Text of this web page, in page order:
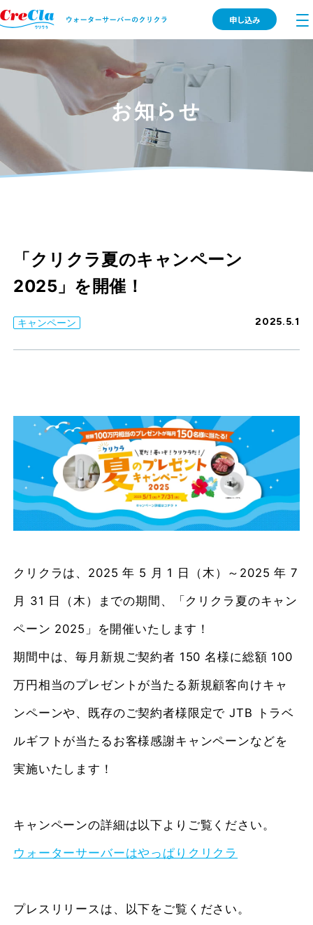
申し込み
お知らせ
「クリクラ夏のキャンペーン
2025」を開催！
キャンペーン 2025.5.1
クリクラは、2025 年 5 月 1 日（木）～2025 年 7
月 31 日（木）までの期間、「クリクラ夏のキャン
ペーン 2025」を開催いたします！
期間中は、毎月新規ご契約者 150 名様に総額 100
万円相当のプレゼントが当たる新規顧客向けキャ
ンペーンや、既存のご契約者様限定で JTB トラベ
ルギフトが当たるお客様感謝キャンペーンなどを
実施いたします！
キャンペーンの詳細は以下よりご覧ください。
ウォーターサーバーはやっぱりクリクラ
プレスリリースは、以下をご覧ください。